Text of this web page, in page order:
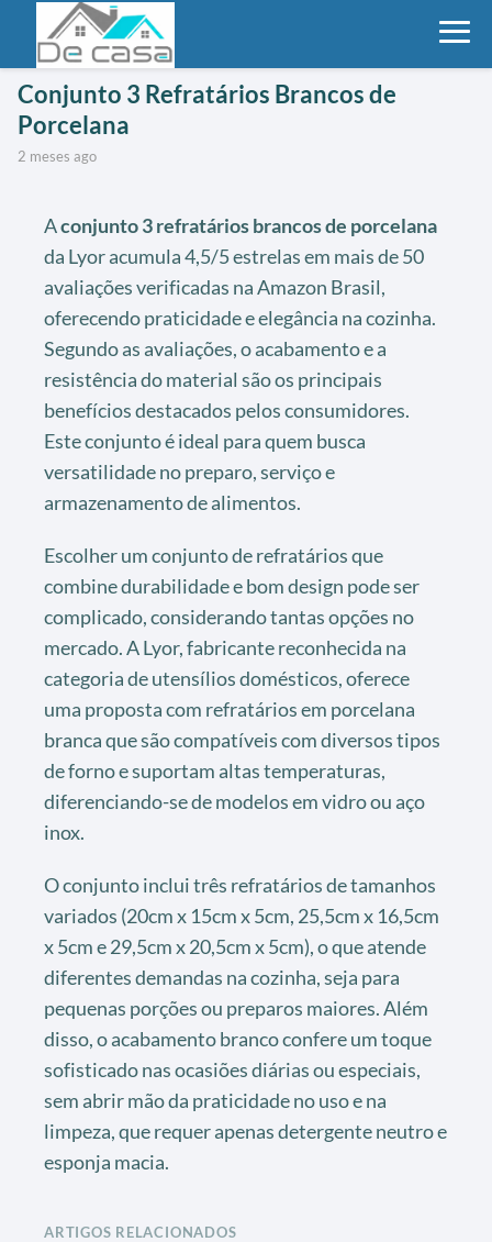
Conjunto 3 Refratários Brancos de
Porcelana
2 meses ago
Aconjunto 3 refratários brancos de porcelana
da Lyor acumula 4,5/5 estrelas em mais de 50
avaliações verificadas na Amazon Brasil,
oferecendo praticidade e elegância na cozinha.
Segundo as avaliações, o acabamento e a
resistência do material são os principais
benefícios destacados pelos consumidores.
Este conjunto é ideal para quem busca
versatilidade no preparo, serviço e
armazenamento de alimentos.
Escolher um conjunto de refratários que
combine durabilidade e bom design pode ser
complicado, considerando tantas opções no
mercado. A Lyor, fabricante reconhecida na
categoria de utensílios domésticos, oferece
uma proposta com refratários em porcelana
branca que são compatíveis com diversos tipos
de forno e suportam altas temperaturas,
diferenciando-se de modelos em vidro ou aço
inox.
O conjunto inclui três refratários de tamanhos
variados (20cm x 15cm x 5cm, 25,5cm x 16,5cm
x 5cm e 29,5cm x 20,5cm x 5cm), o que atende
diferentes demandas na cozinha, seja para
pequenas porções ou preparos maiores. Além
disso, o acabamento branco confere um toque
sofisticado nas ocasiões diárias ou especiais,
sem abrir mão da praticidade no uso e na
limpeza, que requer apenas detergente neutro e
esponja macia.
ARTIGOS RELACIONADOS